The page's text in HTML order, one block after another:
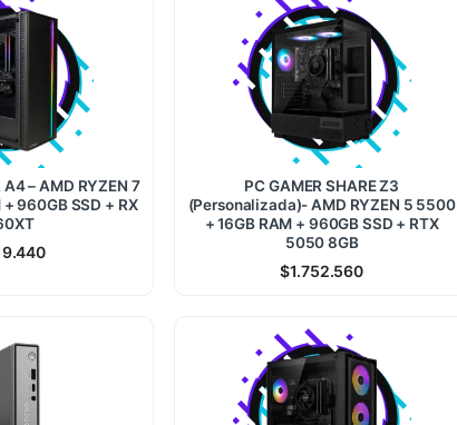
A4 – AMD RYZEN 7
960GB SSD + RX
PC GAMER SHARE Z3
(Personalizada)- AMD RYZEN 5 5500
+ 16GB RAM + 960GB SSD + RTX
5050 8GB
$1.752.560